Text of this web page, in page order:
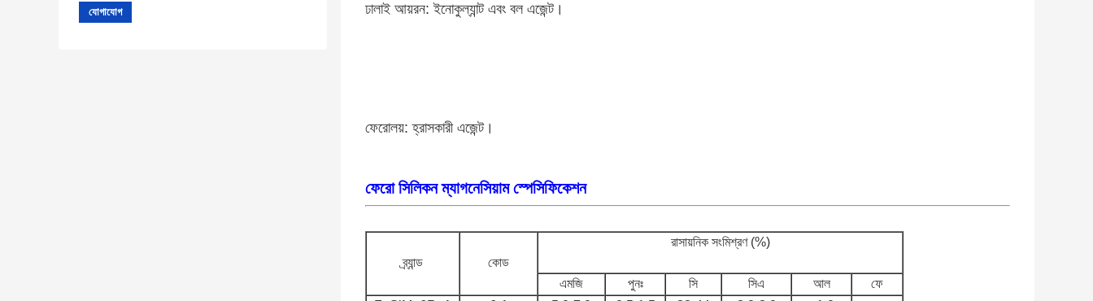
ঢালাই আয়রন: ইনোকুল্যান্ট এবং বল এজেন্ট।
ফেরোলয়: হ্রাসকারী এজেন্ট।
ফেরো সিলিকন ম্যাগনেসিয়াম স্পেসিফিকেশন
ব্র্যান্ড কোড
রাসায়নিক সংমিশ্রণ (%)
এমজি পুনঃ সি সিএ আল
ফে